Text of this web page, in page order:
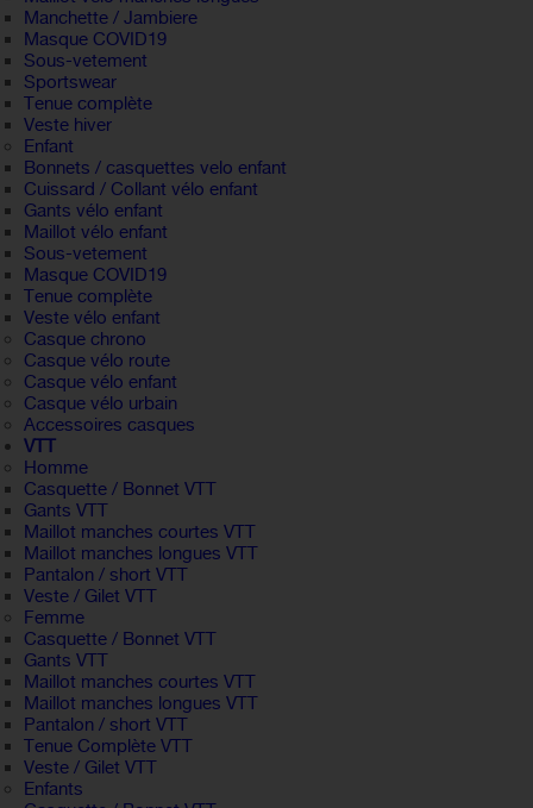
Manchette / Jambiere
Masque COVID19
Sous-vetement
Sportswear
Tenue complète
Veste hiver
Enfant
Bonnets / casquettes velo enfant
Cuissard / Collant vélo enfant
Gants vélo enfant
Maillot vélo enfant
Sous-vetement
Masque COVID19
Tenue complète
Veste vélo enfant
Casque chrono
Casque vélo route
Casque vélo enfant
Casque vélo urbain
Accessoires casques
VTT
Homme
Casquette / Bonnet VTT
Gants VTT
Maillot manches courtes VTT
Maillot manches longues VTT
Pantalon / short VTT
Veste / Gilet VTT
Femme
Casquette / Bonnet VTT
Gants VTT
Maillot manches courtes VTT
Maillot manches longues VTT
Pantalon / short VTT
Tenue Complète VTT
Veste / Gilet VTT
Enfants